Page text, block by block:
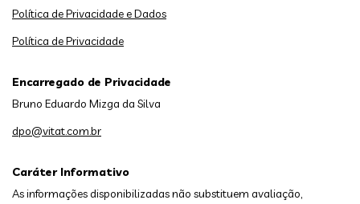
Caráter Informativo
As informações disponibilizadas não substituem avaliação,
Política de Privacidade e Dados
Política de Privacidade
Encarregado de Privacidade
Bruno Eduardo Mizga da Silva
dpo@vitat.com.br